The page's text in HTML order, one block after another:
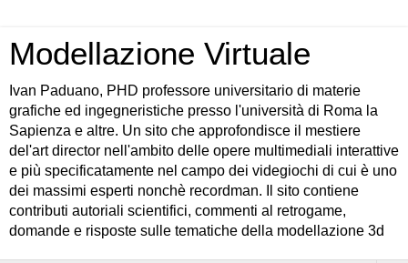
Modellazione Virtuale
Ivan Paduano, PHD professore universitario di materie
grafiche ed ingegneristiche presso l'università di Roma la
Sapienza e altre. Un sito che approfondisce il mestiere
del'art director nell'ambito delle opere multimediali interattive
e più specificatamente nel campo dei videgiochi di cui è uno
dei massimi esperti nonchè recordman. Il sito contiene
contributi autoriali scientifici, commenti al retrogame,
domande e risposte sulle tematiche della modellazione 3d